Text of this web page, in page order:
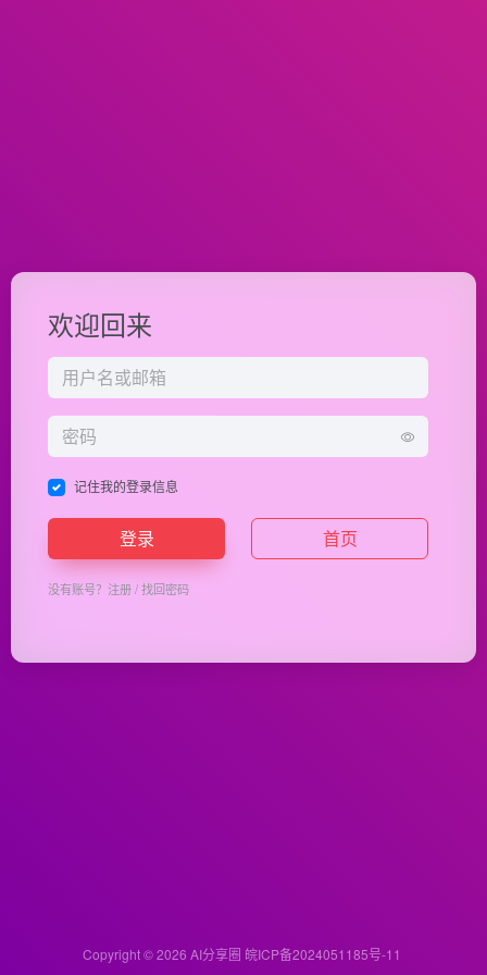
欢迎回来
记住我的登录信息
登录 首页
没有账号？ 注册/找回密码
Copyright © 2026 AI分享圈 皖ICP备2024051185号-11